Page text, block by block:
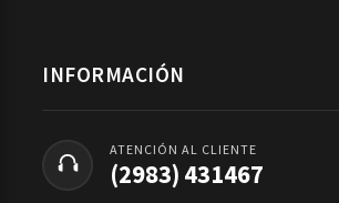
INFORMACIÓN
ATENCIÓN AL CLIENTE
(2983) 431467